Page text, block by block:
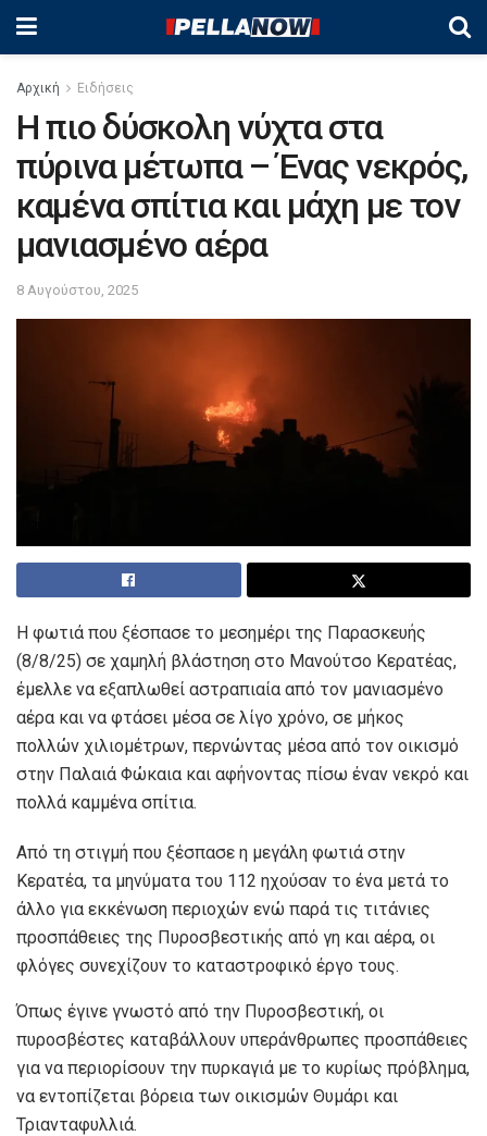
Αρχική Ειδήσεις
Η πιο δύσκολη νύχτα στα
πύρινα μέτωπα – Ένας νεκρός,
καμένα σπίτια και μάχη με τον
μανιασμένο αέρα
8 Αυγούστου, 2025
Η φωτιά που ξέσπασε το μεσημέρι της Παρασκευής
(8/8/25) σε χαμηλή βλάστηση στο Μανούτσο Κερατέας,
έμελλε να εξαπλωθεί αστραπιαία από τον μανιασμένο
αέρα και να φτάσει μέσα σε λίγο χρόνο, σε μήκος
πολλών χιλιομέτρων, περνώντας μέσα από τον οικισμό
στην Παλαιά Φώκαια και αφήνοντας πίσω έναν νεκρό και
πολλά καμμένα σπίτια.
Από τη στιγμή που ξέσπασε η μεγάλη φωτιά στην
Κερατέα, τα μηνύματα του 112 ηχούσαν το ένα μετά το
άλλο για εκκένωση περιοχών ενώ παρά τις τιτάνιες
προσπάθειες της Πυροσβεστικής από γη και αέρα, οι
φλόγες συνεχίζουν το καταστροφικό έργο τους.
Όπως έγινε γνωστό από την Πυροσβεστική, οι
πυροσβέστες καταβάλλουν υπεράνθρωπες προσπάθειες
για να περιορίσουν την πυρκαγιά με το κυρίως πρόβλημα,
να εντοπίζεται βόρεια των οικισμών Θυμάρι και
Τριανταφυλλιά.